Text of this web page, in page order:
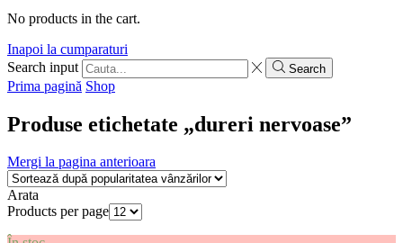
No products in the cart.
Inapoi la cumparaturi
Search input
Search
Prima pagină Shop
Produse etichetate „dureri nervoase”
Mergi la pagina anterioara
Arata
Products per page